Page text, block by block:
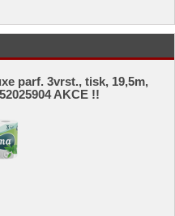
parf. 3vrst., tisk, 19,5m,
AKCE !!